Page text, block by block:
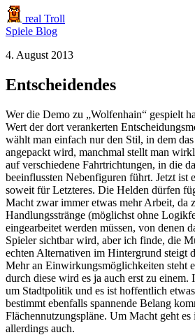
real Troll
Spiele Blog
4. August 2013
Entscheidendes
Wer die Demo zu „Wolfenhain“ gespielt
Wert der dort verankerten
wählt man einfach nur den Stil, in dem
angepackt wird, manchmal stellt man
auf verschiedene Fahrtrichtungen, in die
beeinflussten Nebenfiguren führt. Jetzt ist
soweit für Letzteres. Die Helden dürfen
Macht zwar immer etwas mehr Arbeit, da
Handlungsstränge (möglichst ohne
eingearbeitet werden müssen, von denen
Spieler sichtbar wird, aber ich finde, die
echten Alternativen im Hintergrund steigt
Mehr an Einwirkungsmöglichkeiten steht
durch diese wird es ja auch erst zu einem.
um Stadtpolitik und es ist hoffentlich
bestimmt ebenfalls spannende Belang
Flächennutzungspläne. Um Macht geht
allerdings auch.